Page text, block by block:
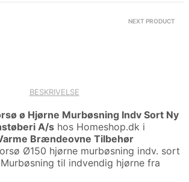
NEXT PRODUCT
BESKRIVELSE
ø Hjørne Murbøsning Indv Sort Ny
A/s hos Homeshop.dk i
Brændeovne Tilbehør
Ø150 hjørne murbøsning indv. sort
til indvendig hjørne fra